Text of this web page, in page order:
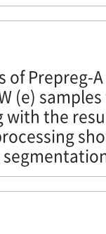
of Prepreg-
(e)
with the